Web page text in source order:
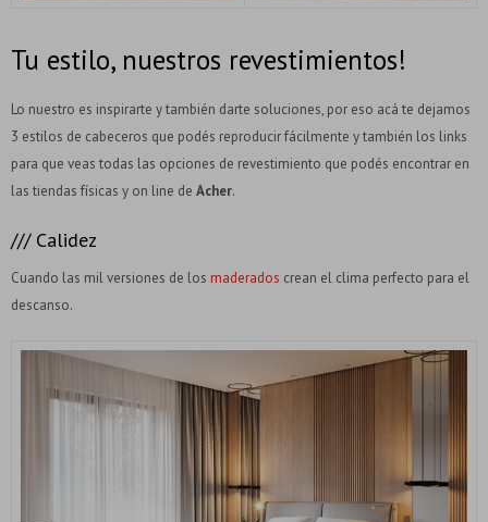
Tu estilo, nuestros revestimientos!
Lo nuestro es inspirarte y también darte soluciones, por eso acá te dejamos
3 estilos de cabeceros que podés reproducir fácilmente y también los links
para que veas todas las opciones de revestimiento que podés encontrar en
las tiendas físicas y on line de Acher.
/// Calidez
Cuando las mil versiones de los maderados crean el clima perfecto para el
descanso.